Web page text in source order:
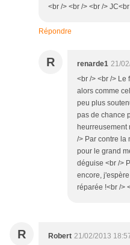
<br /> <br /> <br />
Répondre
R renarde1 21/
<br /> <br /> Le
alors comme
peu plus
pas de chance
heurreusement
/> Par contre la
pour le grand
déguise <br />
encore,
réparée !<br />
R Robert 21/02/2013